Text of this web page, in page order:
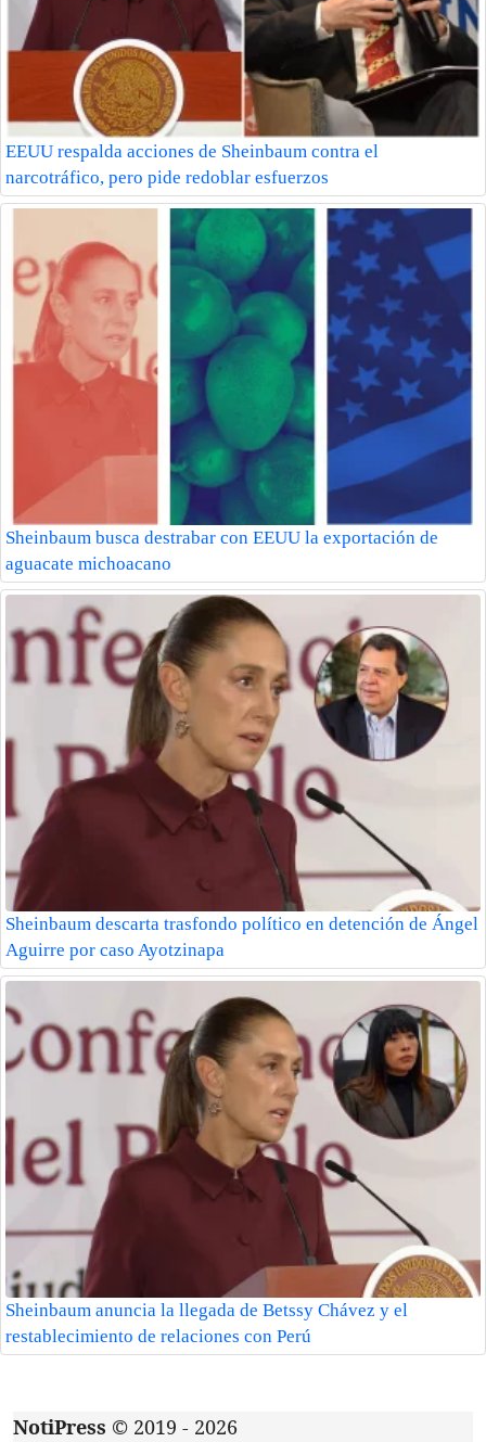
EEUU respalda acciones de Sheinbaum contra el
narcotráfico, pero pide redoblar esfuerzos
Sheinbaum busca destrabar con EEUU la exportación de
aguacate michoacano
Sheinbaum descarta trasfondo político en detención de Ángel
Aguirre por caso Ayotzinapa
Sheinbaum anuncia la llegada de Betssy Chávez y el
restablecimiento de relaciones con Perú
NotiPress © 2019 - 2026